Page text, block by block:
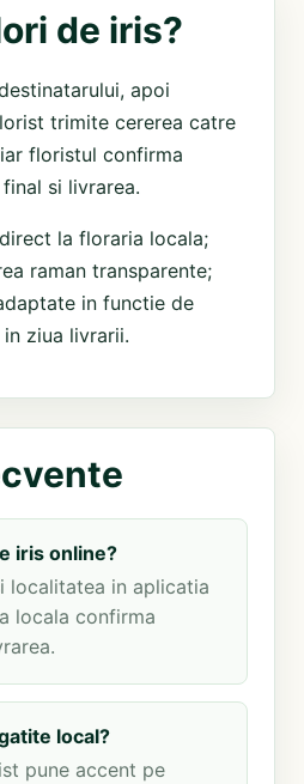
de iris?
apoi
trimite cererea catre
floristul confirma
si livrarea.
la floraria locala;
raman transparente;
in functie de
ziua livrarii.
iris online?
localitatea in aplicatia
locala confirma
local?
pune accent pe